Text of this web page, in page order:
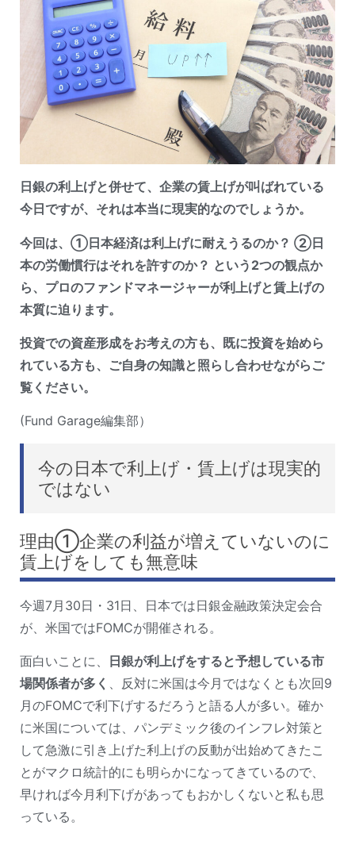
日銀の利上げと併せて、企業の賃上げが叫ばれている
今日ですが、それは本当に現実的なのでしょうか。
今回は、①日本経済は利上げに耐えうるのか？ ②日
本の労働慣行はそれを許すのか？ という2つの観点か
ら、プロのファンドマネージャーが利上げと賃上げの
本質に迫ります。
投資での資産形成をお考えの方も、既に投資を始めら
れている方も、ご自身の知識と照らし合わせながらご
覧ください。
(Fund Garage編集部）
今の日本で利上げ・賃上げは現実的
ではない
理由①企業の利益が増えていないのに
賃上げをしても無意味
今週7月30日・31日、日本では日銀金融政策決定会合
が、米国ではFOMCが開催される。
面白いことに、
日銀が利上げをすると予想している市
場関係者が多く 、反対に米国は今月ではなくとも次回9
月のFOMCで利下げするだろうと語る人が多い。確か
に米国については、パンデミック後のインフレ対策と
して急激に引き上げた利上げの反動が出始めてきたこ
とがマクロ統計的にも明らかになってきているので、
早ければ今月利下げがあってもおかしくないと私も思
っている。